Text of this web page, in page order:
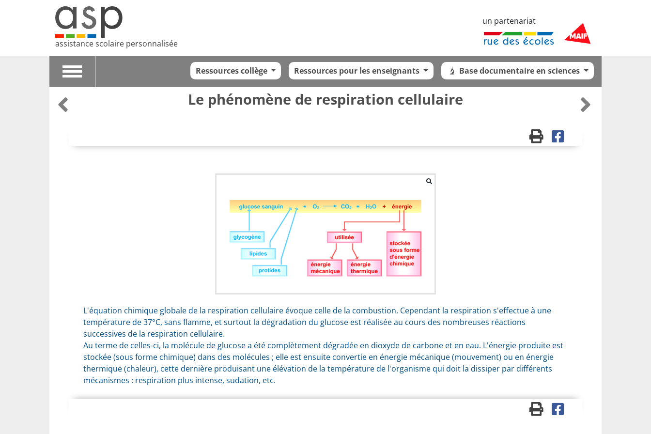
assistance scolaire personnalisée
un partenariat
Toggle
Ressources collège Ressources pour les enseignants Base documentaire en sciences
Le phénomène de respiration cellulaire
L'équation chimique globale de la respiration cellulaire évoque celle de la combustion. Cependant la respiration s'effectue à une
température de 37°C, sans flamme, et surtout la dégradation du glucose est réalisée au cours des nombreuses réactions
successives de la respiration cellulaire.
Au terme de celles-ci, la molécule de glucose a été complètement dégradée en dioxyde de carbone et en eau. L'énergie produite est
stockée (sous forme chimique) dans des molécules ; elle est ensuite convertie en énergie mécanique (mouvement) ou en énergie
thermique (chaleur), cette dernière produisant une élévation de la température de l'organisme qui doit la dissiper par différents
mécanismes : respiration plus intense, sudation, etc.